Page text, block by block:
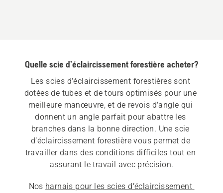
Quelle scie d’éclaircissement forestière acheter?
Les scies d’éclaircissement forestières sont
dotées de tubes et de tours optimisés pour une
meilleure manœuvre, et de revois d’angle qui
donnent un angle parfait pour abattre les
branches dans la bonne direction. Une scie
d’éclaircissement forestière vous permet de
travailler dans des conditions difficiles tout en
Nos harnais pour les scies d’éclaircissement